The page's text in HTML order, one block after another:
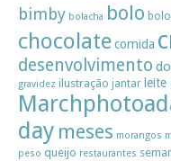
bimby bolacha bolo
chocolatecomida
desenvolvimento
gravidez ilustração jantar leite
day meses morangos
peso queijo restaurantes